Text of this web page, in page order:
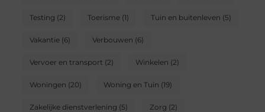
Testing (2) Toerisme (1) Tuin en buitenleven (5)
Vakantie (6) Verbouwen (6)
Vervoer en transport (2) Winkelen (2)
Woningen (20) Woning en Tuin (19)
Zakelijke dienstverlening (5) Zorg (2)